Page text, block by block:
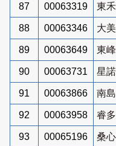
87 00063319 東
88 00063346 大
89 00063649 東
90 00063731 星
91 00063866 南
92 00063958 睿
93 00065196 桑